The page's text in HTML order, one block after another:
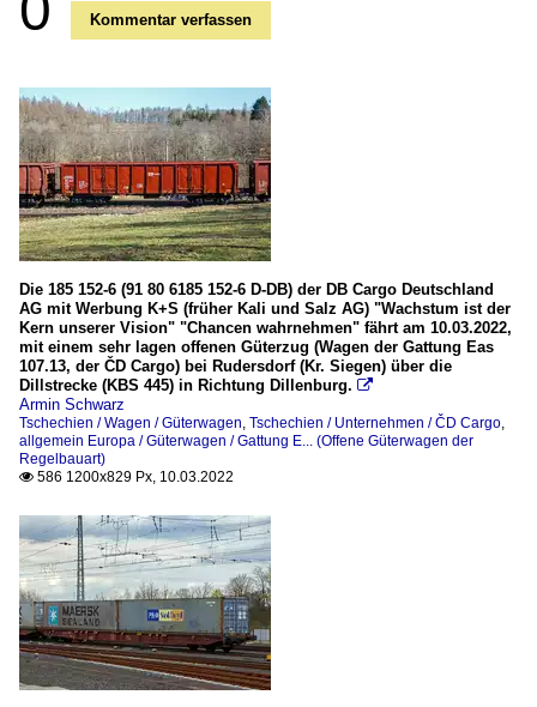
Kommentar verfassen
Die 185 152-6 (91 80 6185 152-6 D-DB) der DB Cargo Deutschland
AG mit Werbung K+S (früher Kali und Salz AG) "Wachstum ist der
Kern unserer Vision" "Chancen wahrnehmen" fährt am 10.03.2022,
mit einem sehr lagen offenen Güterzug (Wagen der Gattung Eas
107.13, der ČD Cargo) bei Rudersdorf (Kr. Siegen) über die
Dillstrecke (KBS 445) in Richtung Dillenburg. 
Armin Schwarz
Tschechien / Wagen / Güterwagen Tschechien / Unternehmen / ČD Cargo
allgemein Europa / Güterwagen / Gattung E... (Offene Güterwagen der
Regelbauart)
 586 1200x829 Px, 10.03.2022